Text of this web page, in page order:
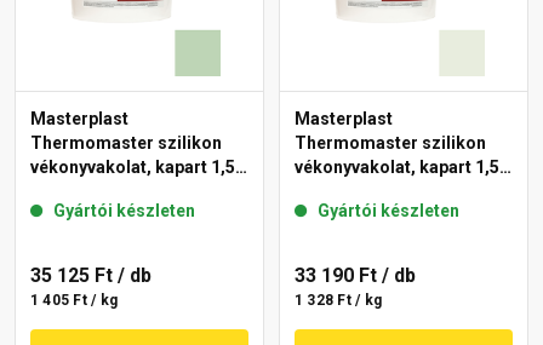
Masterplast
Thermomaster szilikon
vékonyvakolat, kapart 1,5
Gyártói készleten
35 125 Ft / db
1 405 Ft / kg
Masterplast
Thermomaster szilikon
vékonyvakolat, kapart 1,5
Gyártói készleten
33 190 Ft / db
1 328 Ft / kg